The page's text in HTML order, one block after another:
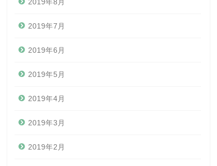
2019年8月
2019年7月
2019年6月
2019年5月
2019年4月
2019年3月
2019年2月